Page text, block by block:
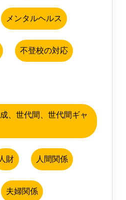
メンタルヘルス
不登校の対応
、世代間、世代間ギャ
人財 人間関係
夫婦関係